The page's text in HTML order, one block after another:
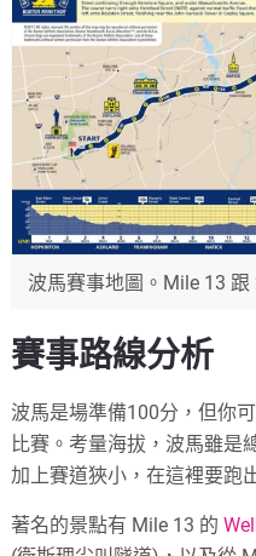
波馬賽事地圖。Mile 13
賽事路線分析
波馬是場準備100分，但你
比賽。考量海拔，波馬雖是
加上賽道狹小，在這裡要跑
著名的景點有 Mile 13 的